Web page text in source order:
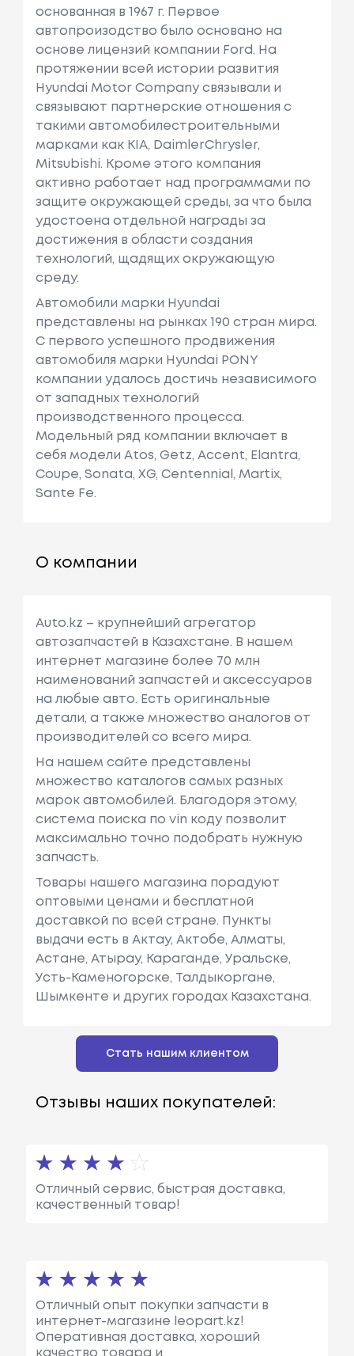
основанная в 1967 г. Первое
автопроизодство было основано на
основе лицензий компании Ford. На
протяжении всей истории развития
Hyundai Motor Company связывали и
связывают партнерские отношения с
такими автомобилестроительными
марками как KIA, DaimlerChrysler,
Mitsubishi. Кроме этого компания
активно работает над программами по
защите окружающей среды, за что была
удостоена отдельной награды за
достижения в области создания
технологий, щадящих окружающую
среду.
Автомобили марки Hyundai
представлены на рынках 190 стран мира.
C первого успешного продвижения
автомобиля марки Hyundai PONY
компании удалось достичь независимого
от западных технологий
производственного процесса.
Модельный ряд компании включает в
себя модели Atos, Getz, Accent, Elantra,
Coupe, Sonata, XG, Centennial, Martix,
Sante Fe.
О компании
Auto.kz – крупнейший агрегатор
автозапчастей в Казахстане. В нашем
интернет магазине более 70 млн
наименований запчастей и аксессуаров
на любые авто. Есть оригинальные
детали, а также множество аналогов от
производителей со всего мира.
На нашем сайте представлены
множество каталогов самых разных
марок автомобилей. Благодоря этому,
система поиска по vin коду позволит
максимально точно подобрать нужную
запчасть.
Товары нашего магазина порадуют
оптовыми ценами и бесплатной
доставкой по всей стране. Пункты
выдачи есть в Актау, Актобе, Алматы,
Астане, Атырау, Караганде, Уральске,
Усть-Каменогорске, Талдыкоргане,
Шымкенте и других городах Казахстана.
Стать нашим клиентом
Отзывы наших покупателей:
Отличный сервис, быстрая доставка,
качественный товар!
Отличный опыт покупки запчасти в
интернет-магазине leopart.kz!
Оперативная доставка, хороший
качество товара и